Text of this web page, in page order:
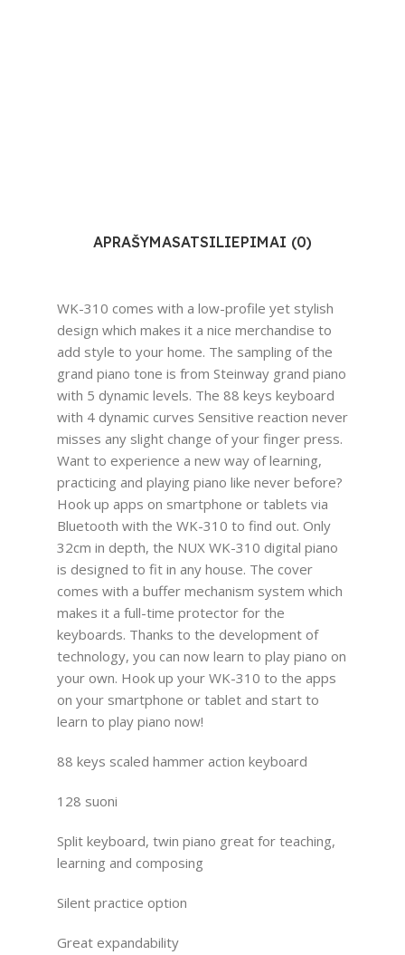
APRAŠYMASATSILIEPIMAI (0)
WK-310 comes with a low-profile yet stylish
design which makes it a nice merchandise to
add style to your home. The sampling of the
grand piano tone is from Steinway grand piano
with 5 dynamic levels. The 88 keys keyboard
with 4 dynamic curves Sensitive reaction never
misses any slight change of your finger press.
Want to experience a new way of learning,
practicing and playing piano like never before?
Hook up apps on smartphone or tablets via
Bluetooth with the WK-310 to find out. Only
32cm in depth, the NUX WK-310 digital piano
is designed to fit in any house. The cover
comes with a buffer mechanism system which
makes it a full-time protector for the
keyboards. Thanks to the development of
technology, you can now learn to play piano on
your own. Hook up your WK-310 to the apps
on your smartphone or tablet and start to
learn to play piano now!
88 keys scaled hammer action keyboard
128 suoni
Split keyboard, twin piano great for teaching,
learning and composing
Silent practice option
Great expandability